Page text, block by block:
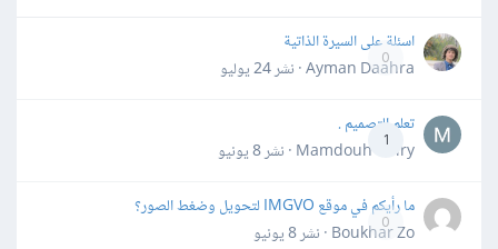
0
اسئلة على السيرة الذاتية
Ayman Daahra · نشر
24 يوليو
1
تعلم التصميم .
Mamdouh Khiry · نشر
8 يونيو
0
ما رأيكم في موقع IMGVO لتحويل وضغط الصور؟
Boukhar Zo · نشر
8 يونيو